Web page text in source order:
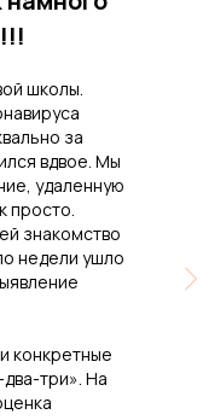
школы.
за
вдвое. Мы
удаленную
просто.
знакомство
недели ушло
конкретные
три». На